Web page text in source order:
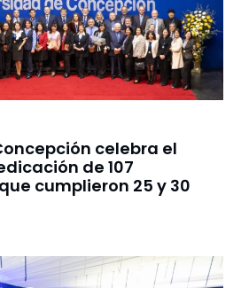
celebra el
de 107
cumplieron 25 y 30